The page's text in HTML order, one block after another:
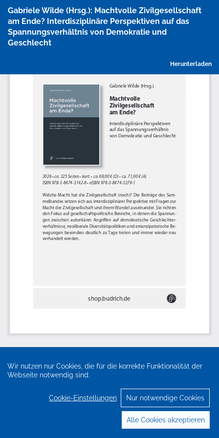
Wir nutzen nur Cookies, die für die korrekte Funktionalität der
Webseite notwendig sind.
Cookie-Einstellungen Nur notwendige Cookies
Alle Cookies akzeptieren
Artikeldetails
zurückkehren
Gabriele Wilde (Hrsg.): Machtvolle Zivilgesellschaft
am Ende? Interdisziplinäre Perspektiven auf das
Spannungsverhältnis von Demokratie und
Geschlecht
Herunterladen